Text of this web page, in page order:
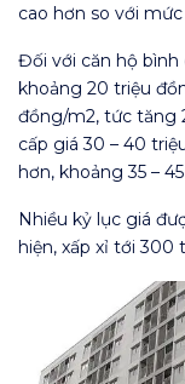
cao hơn so với
Đối với căn hộ bình
khoảng 20 triệu
đồng/m2, tức tăng
cấp giá 30 – 40
hơn, khoảng 35 –
Nhiều kỷ lục giá
hiện, xấp xỉ tới 300